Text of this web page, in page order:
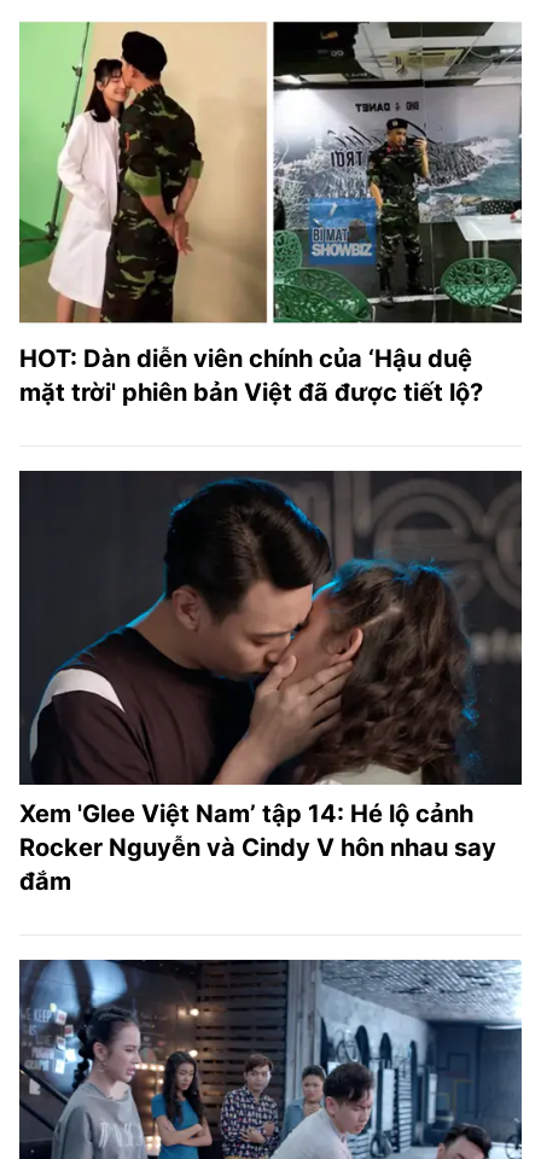
HOT: Dàn diễn viên chính của ‘Hậu duệ
mặt trời' phiên bản Việt đã được tiết lộ?
Xem 'Glee Việt Nam’ tập 14: Hé lộ cảnh
Rocker Nguyễn và Cindy V hôn nhau say
đắm